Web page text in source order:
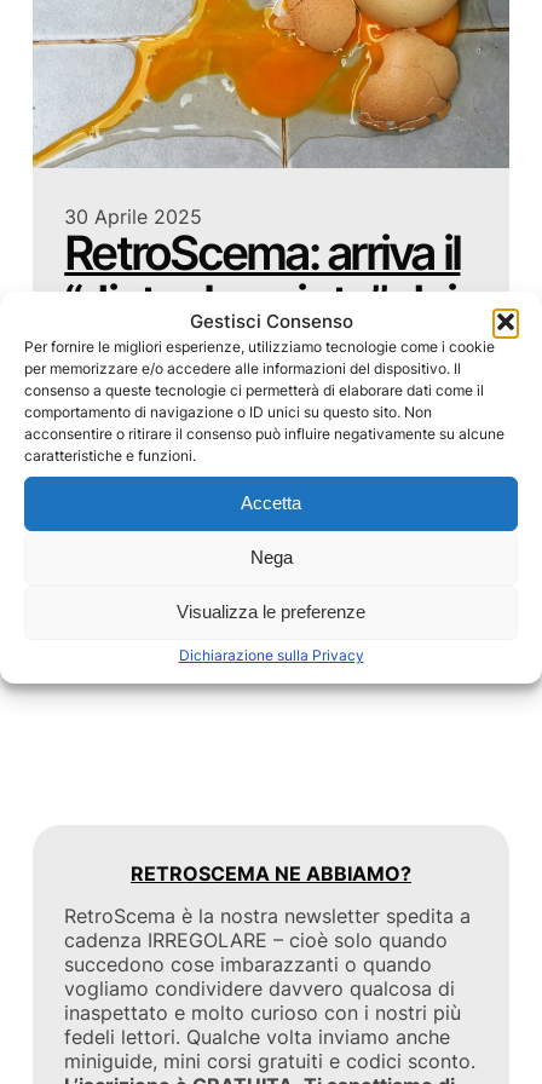
Gestisci Consenso
Per fornire le migliori esperienze, utilizziamo tecnologie come i cookie
per memorizzare e/o accedere alle informazioni del dispositivo. Il
consenso a queste tecnologie ci permetterà di elaborare dati come il
comportamento di navigazione o ID unici su questo sito. Non
acconsentire o ritirare il consenso può influire negativamente su alcune
caratteristiche e funzioni.
Accetta
Nega
Visualizza le preferenze
Dichiarazione sulla Privacy
30 Aprile 2025
RetroScema: arriva il
“dietro le quinte” dei
nostri viaggi
Ci sono storie che non finiscono mai online.
Succedono tra un treno perso e un motel
improbabile, tra risate e disastri. Quelle storie ve le
raccontiamo in RETROSCEMA. Retroscema è una
mail irregolare – arriva quando capita – ed è colma
di racconti di viaggio…
RETROSCEMA NE ABBIAMO?
RetroScema è la nostra newsletter spedita a
cadenza IRREGOLARE – cioè solo quando
succedono cose imbarazzanti o quando
vogliamo condividere davvero qualcosa di
inaspettato e molto curioso con i nostri più
fedeli lettori. Qualche volta inviamo anche
miniguide, mini corsi gratuiti e codici sconto.